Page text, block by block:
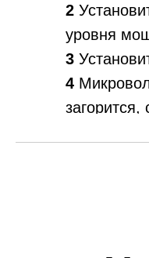
2
уровня
3
4